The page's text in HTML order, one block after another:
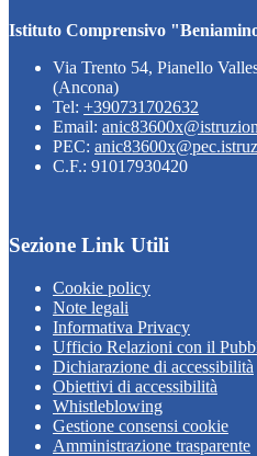
Istituto Comprensivo
Via Trento 54, Pianello
(Ancona)
Tel: +390731702632
Email:
PEC:
C.F.: 91017930420
Sezione Link Utili
Cookie policy
Note legali
Informativa Privacy
Ufficio Relazioni con il
Dichiarazione di accessibilità
Obiettivi di accessibilità
Whistleblowing
Gestione consensi cookie
Amministrazione trasparente